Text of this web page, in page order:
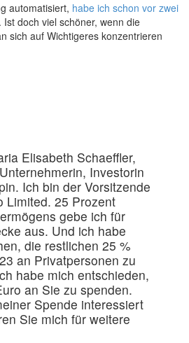
automatisiert, habe ich schon vor zwei
. Ist doch viel schöner, wenn die
sich auf Wichtigeres konzentrieren
Elisabeth Schaeffler,
Investorin
Ich bin der Vorsitzende
Limited. 25 Prozent
gebe ich für
aus. Und ich habe
die restlichen 25 %
an Privatpersonen zu
habe mich entschieden,
an Sie zu spenden.
Spende interessiert
Sie mich für weitere